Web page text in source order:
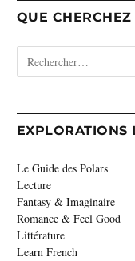
QUE
EXPLORATIONS
Le Guide des Polars
Lecture
Fantasy & Imaginaire
Romance & Feel Good
Littérature
Learn French